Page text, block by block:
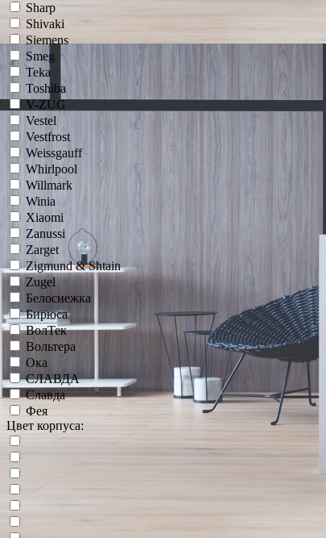
Sharp
Shivaki
Siemens
Smeg
Teka
Toshiba
V-ZUG
Vestel
Vestfrost
Weissgauff
Whirlpool
Willmark
Winia
Xiaomi
Zanussi
Zarget
Zigmund & Shtain
Zugel
Белоснежка
Бирюса
ВолТек
Вольтера
Ока
СЛАВДА
Славда
Фея
Цвет корпуса: